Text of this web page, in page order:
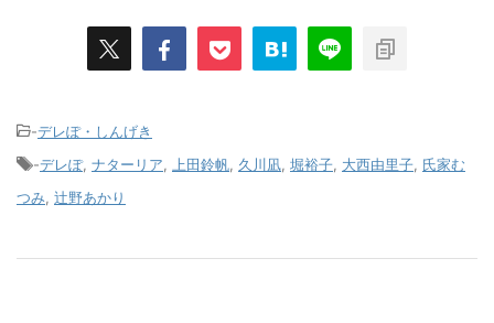
-デレぽ・しんげき
-デレぽ, ナターリア 上田鈴帆 久川凪 堀裕子 大西由里子 氏家む
つみ 辻野あかり